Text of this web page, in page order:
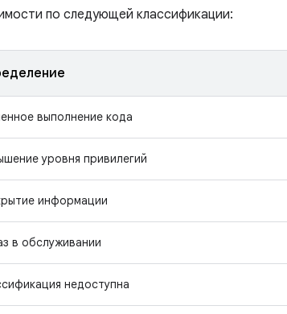
по следующей классификации:
выполнение кода
уровня привилегий
информации
в обслуживании
недоступна